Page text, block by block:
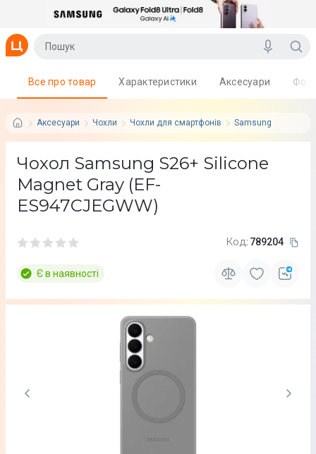
Аксесуари Чохли Чохли для смартфонів Samsung
Все про товар Характеристики Аксесуари
Чохол Samsung S26+ Silicone
Magnet Gray (EF-
ES947CJEGWW)
Код: 789204
Є в наявності